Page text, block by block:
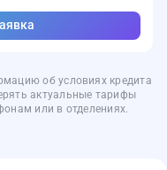
об условиях кредита
актуальные тарифы
или в отделениях.